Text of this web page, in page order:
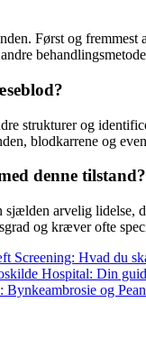
Først og
strukturer og
blodkarrene og
denne tilstand?
arvelig
og kræver ofte
Screening: Hvad du
Hospital: Din
Bynkeambrosie og